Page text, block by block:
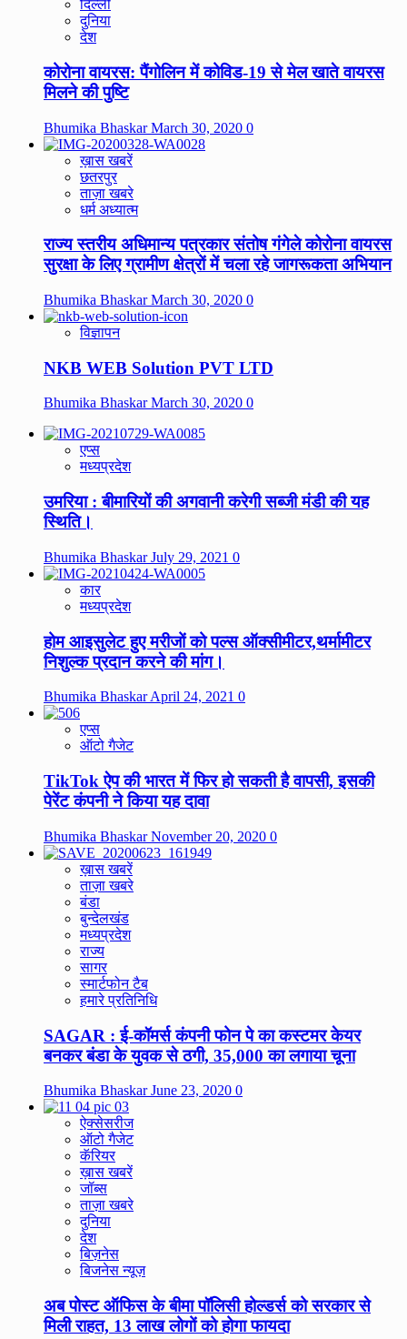
दिल्ली
दुनिया
देश
कोरोना वायरस: पैंगोलिन में कोविड-19 से मेल खाते वायरस
मिलने की पुष्टि
Bhumika BhaskarMarch 30, 2020 0
ख़ास खबरें
छतरपुर
ताज़ा खबरे
धर्म अध्यात्म
राज्य स्तरीय अधिमान्य पत्रकार संतोष गंगेले कोरोना वायरस
सुरक्षा के लिए ग्रामीण क्षेत्रों में चला रहे जागरूकता अभियान
Bhumika BhaskarMarch 30, 2020 0
विज्ञापन
NKB WEB Solution PVT LTD
Bhumika BhaskarMarch 30, 2020 0
एप्स
मध्यप्रदेश
उमरिया : बीमारियों की अगवानी करेगी सब्जी मंडी की यह
स्थिति।
Bhumika BhaskarJuly 29, 2021 0
कार
मध्यप्रदेश
होम आइसुलेट हुए मरीजों को पल्स ऑक्सीमीटर,थर्मामीटर
निशुल्क प्रदान करने की मांग।
Bhumika BhaskarApril 24, 2021 0
एप्स
ऑटो गैजेट
TikTok ऐप की भारत में फिर हो सकती है वापसी, इसकी
पेरेंट कंपनी ने किया यह दावा
Bhumika BhaskarNovember 20, 2020 0
ख़ास खबरें
ताज़ा खबरे
बंडा
बुन्देलखंड
मध्यप्रदेश
राज्य
सागर
स्मार्टफोन टैब
हमारे प्रतिनिधि
SAGAR : ई-कॉमर्स कंपनी फोन पे का कस्टमर केयर
बनकर बंडा के युवक से ठगी, 35,000 का लगाया चूना
Bhumika BhaskarJune 23, 2020 0
ऐक्सेसरीज
ऑटो गैजेट
कॅरियर
ख़ास खबरें
जॉब्स
ताज़ा खबरे
दुनिया
देश
बिज़नेस
बिजनेस न्यूज़
अब पोस्ट ऑफिस के बीमा पॉलिसी होल्डर्स को सरकार से
मिली राहत, 13 लाख लोगों को होगा फायदा